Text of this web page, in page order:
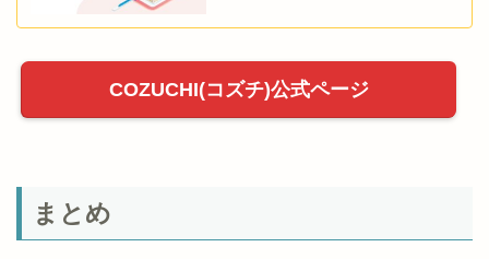
COZUCHI(コズチ)公式ページ
まとめ